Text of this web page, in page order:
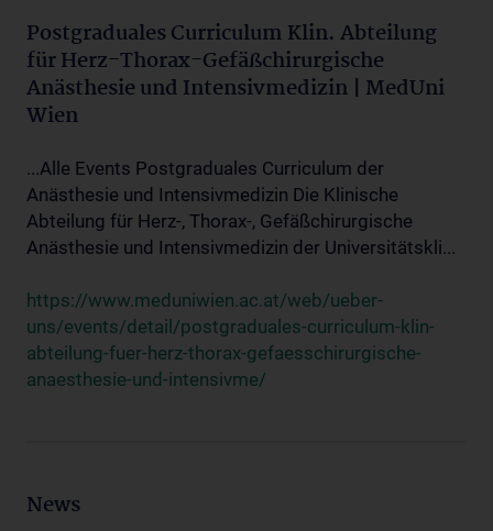
Postgraduales Curriculum Klin. Abteilung
für Herz-Thorax-Gefäßchirurgische
Anästhesie und Intensivmedizin | MedUni
Wien
...Alle Events Postgraduales Curriculum der
Anästhesie und Intensivmedizin Die Klinische
Abteilung für Herz-, Thorax-, Gefäßchirurgische
Anästhesie und Intensivmedizin der Universitätskli...
https://www.meduniwien.ac.at/web/ueber-
uns/events/detail/postgraduales-curriculum-klin-
abteilung-fuer-herz-thorax-gefaesschirurgische-
anaesthesie-und-intensivme/
News